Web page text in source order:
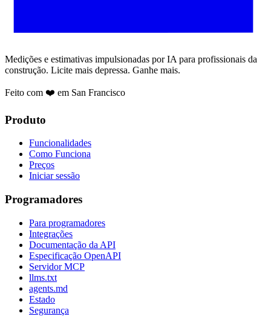
Medições e estimativas impulsionadas por IA para profissionais da
construção. Licite mais depressa. Ganhe mais.
Feito com ❤️ em San Francisco
Produto
Funcionalidades
Como Funciona
Preços
Iniciar sessão
Programadores
Para programadores
Integrações
Documentação da API
Especificação OpenAPI
Servidor MCP
llms.txt
agents.md
Estado
Segurança